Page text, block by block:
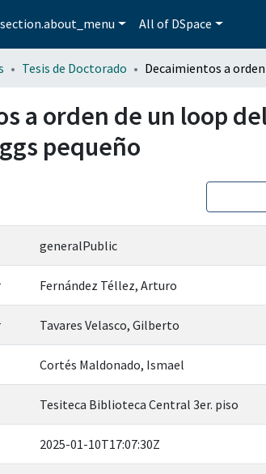
All of DSpace
Tesis de Doctorado
a orden de un loop
pequeño
generalPublic
Fernández Téllez, Arturo
Tavares Velasco, Gilberto
Cortés Maldonado, Ismael
Tesiteca Biblioteca Central 3er. piso
2025-01-10T17:07:30Z